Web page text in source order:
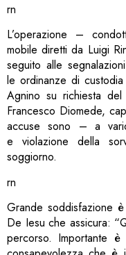
rn
L’operazione –
mobile diretti da Luigi
seguito alle
le ordinanze di
Agnino su richiesta
Francesco Diomede,
accuse sono – a
e violazione della
soggiorno.
rn
Grande soddisfazione
De Iesu che assicura:
percorso. Importante